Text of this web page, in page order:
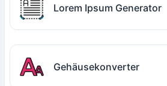
Lorem Ipsum Generator
Gehäusekonverter